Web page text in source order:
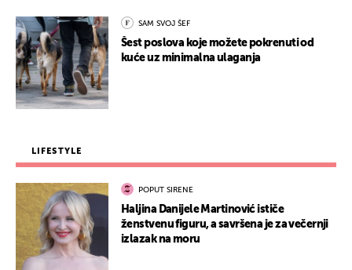
SAM SVOJ ŠEF
Šest poslova koje možete pokrenuti od
kuće uz minimalna ulaganja
LIFESTYLE
POPUT SIRENE
Haljina Danijele Martinović ističe
ženstvenu figuru, a savršena je za večernji
izlazak na moru